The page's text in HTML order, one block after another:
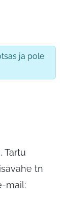
ja pole
Tartu
tn
mail: